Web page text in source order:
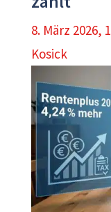
8. März 2026,
Kosick